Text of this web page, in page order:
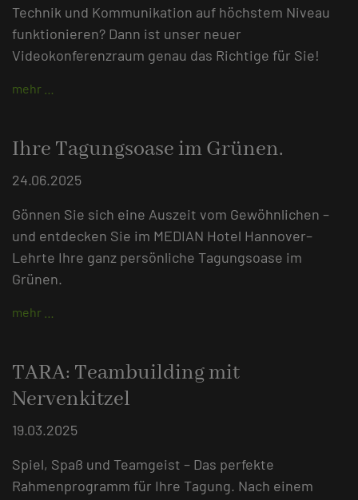
Technik und Kommunikation auf höchstem Niveau
funktionieren? Dann ist unser neuer
Videokonferenzraum genau das Richtige für Sie!
mehr …
Ihre Tagungsoase im Grünen.
24.06.2025
Gönnen Sie sich eine Auszeit vom Gewöhnlichen –
und entdecken Sie im MEDIAN Hotel Hannover–
Lehrte Ihre ganz persönliche Tagungsoase im
Grünen.
mehr …
TARA: Teambuilding mit
Nervenkitzel
19.03.2025
Spiel, Spaß und Teamgeist – Das perfekte
Rahmenprogramm für Ihre Tagung. Nach einem